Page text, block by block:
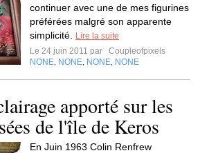
continuer avec une de mes figurines
préférées malgré son apparente
simplicité.
Lire la suite
Le 24 juin 2011 par
Coupleofpixels
NONE NONE NONE NONE
apporté sur les
de l'île de Keros
En Juin 1963 Colin Renfrew